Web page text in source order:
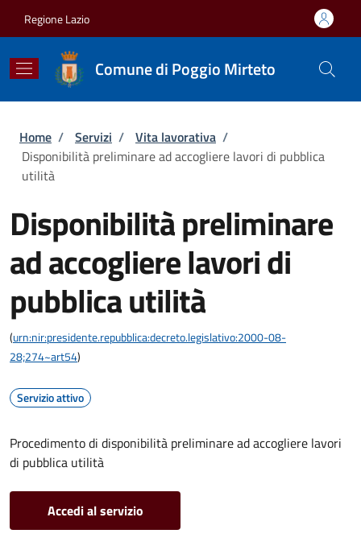
Regione Lazio
Comune di Poggio Mirteto
Briciole di pane
Home / Servizi / Vita lavorativa /
Disponibilità preliminare ad accogliere lavori di pubblica
utilità
Disponibilità preliminare
ad accogliere lavori di
pubblica utilità
(urn:nir:presidente.repubblica:decreto.legislativo:2000-08-
28;274~art54)
Servizio attivo
Procedimento di disponibilità preliminare ad accogliere lavori
di pubblica utilità
Accedi al servizio